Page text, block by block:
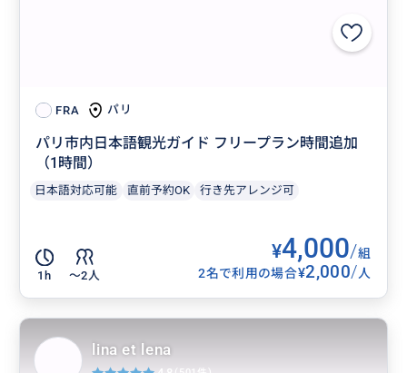
FRA パリ
パリ市内日本語観光ガイド フリープラン時間追加
（1時間）
日本語対応可能 直前予約OK 行き先アレンジ可
1h 〜2人
¥4,000/組
2名で利用の場合¥2,000/人
lina et lena